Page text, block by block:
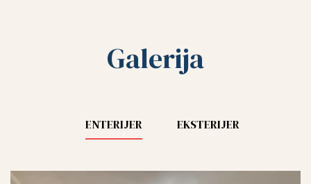
Galerija
ENTERIJER EKSTERIJER